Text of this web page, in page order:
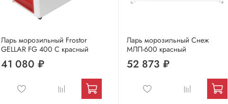
Ларь морозильный Frostor
GELLAR FG 400 C красный
41 080 ₽
Ларь морозильный Снеж
МЛП-600 красный
52 873 ₽